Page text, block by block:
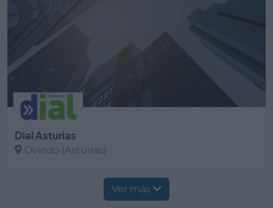
Dial Asturias
Oviedo (Asturias)
Ver más